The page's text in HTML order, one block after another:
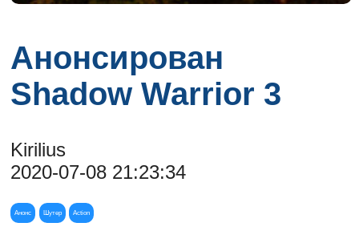
Анонсирован
Shadow Warrior 3
Kirilius
2020-07-08 21:23:34
Анонс Шутер Action